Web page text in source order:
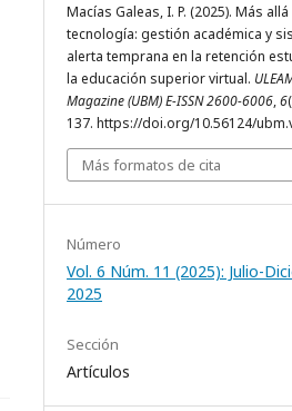
Macías Galeas, I. P. (2025). Más
tecnología: gestión académica y
alerta temprana en la retención
la educación superior virtual.
Magazine (UBM) E-ISSN 2600-6006,6
137. https://doi.org/10.56124/
Más formatos de cita
Número
Vol. 6 Núm. 11 (2025): Julio-
2025
Sección
Artículos